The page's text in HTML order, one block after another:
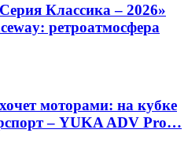
Классика – 2026»
ретроатмосфера
моторами: на кубке
– YUKA ADV Pro…